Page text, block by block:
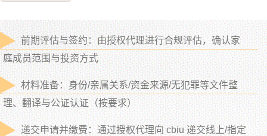
前期评估与签约：由授权代理进行合规评估，确认家
庭成员范围与投资方式
材料准备：身份/亲属关系/资金来源/无犯罪等文件整
理、翻译与公证认证（按要求）
递交申请并缴费：通过授权代理向 cbiu 递交线上/指定